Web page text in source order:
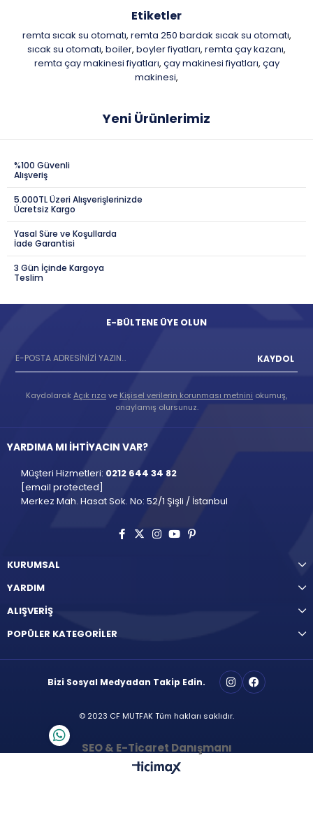
Etiketler
remta sıcak su otomatı, remta 250 bardak sıcak su otomatı,
sıcak su otomatı, boiler, boyler fiyatları, remta çay kazanı,
remta çay makinesi fiyatları, çay makinesi fiyatları, çay
makinesi,
Yeni Ürünlerimiz
%100 Güvenli
Alışveriş
5.000TL Üzeri Alışverişlerinizde
Ücretsiz Kargo
Yasal Süre ve Koşullarda
İade Garantisi
3 Gün İçinde Kargoya
Teslim
E-BÜLTENE ÜYE OLUN
KAYDOL
KaydolarakAçık rıza ve Kişisel verilerin korunması metnini okumuş,
onaylamış olursunuz.
YARDIMA MI İHTİYACIN VAR?
Müşteri Hizmetleri: 0212 644 34 82
[email protected]
Merkez Mah. Hasat Sok. No: 52/1 Şişli / İstanbul
KURUMSAL
YARDIM
ALIŞVERİŞ
POPÜLER KATEGORİLER
Bizi Sosyal Medyadan Takip Edin.
© 2023 CF MUTFAK Tüm hakları saklıdır.
SEO & E-Ticaret Danışmanı